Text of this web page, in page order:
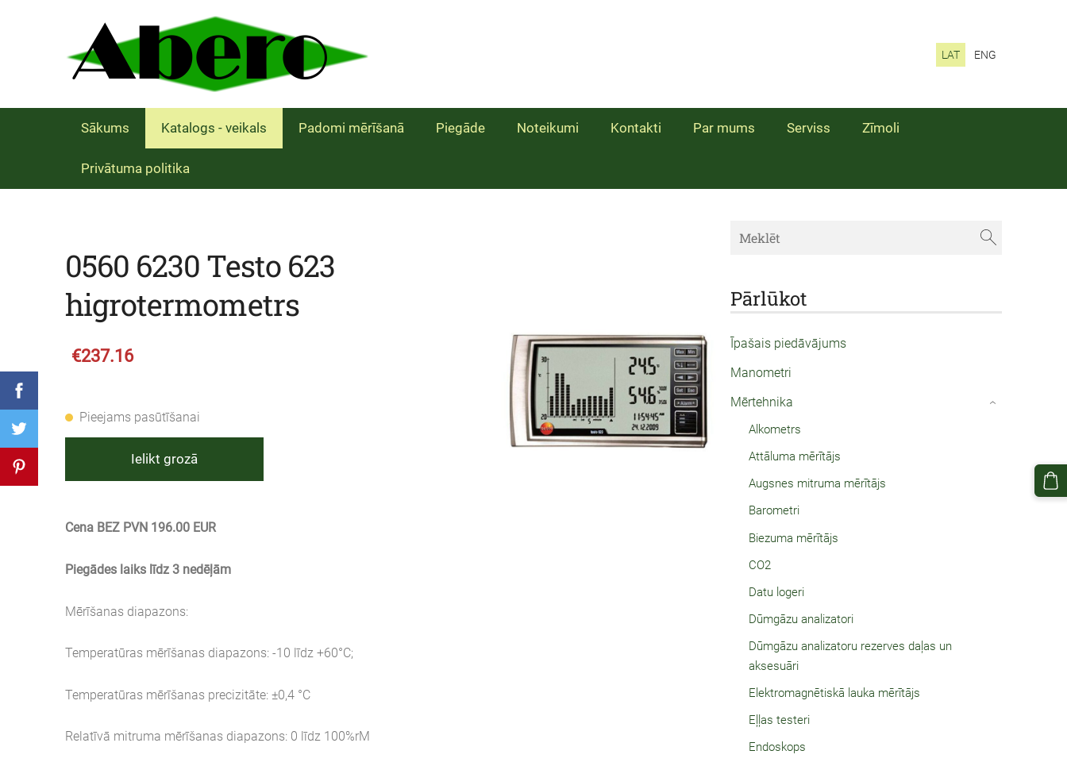
LAT ENG
Sākums Katalogs - veikals Padomi mērīšanā Piegāde Noteikumi Kontakti Par mums Serviss Zīmoli
Privātuma politika
Pārlūkot
Īpašais piedāvājums
Manometri
Mērtehnika
Alkometrs
Attāluma mērītājs
Augsnes mitruma mērītājs
Barometri
Biezuma mērītājs
CO2
Datu logeri
Dūmgāzu analizatori
Dūmgāzu analizatoru rezerves daļas un
aksesuāri
Elektromagnētiskā lauka mērītājs
Eļļas testeri
Endoskops
›
0560 6230 Testo 623
higrotermometrs
€237.16
Pieejams pasūtīšanai
Ielikt grozā
Cena BEZ PVN 196.00 EUR
Piegādes laiks līdz 3 nedēļām
Mērīšanas diapazons:
Temperatūras mērīšanas diapazons: -10 līdz +60°C;
Temperatūras mērīšanas precizitāte: ±0,4 °C
Relatīvā mitruma mērīšanas diapazons: 0 līdz 100%rM